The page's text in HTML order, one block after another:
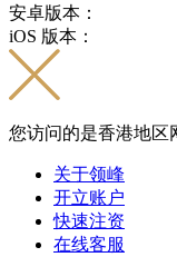
安卓版本：
iOS 版本：
您访问的是香港地区
关于领峰
开立账户
快速注资
在线客服